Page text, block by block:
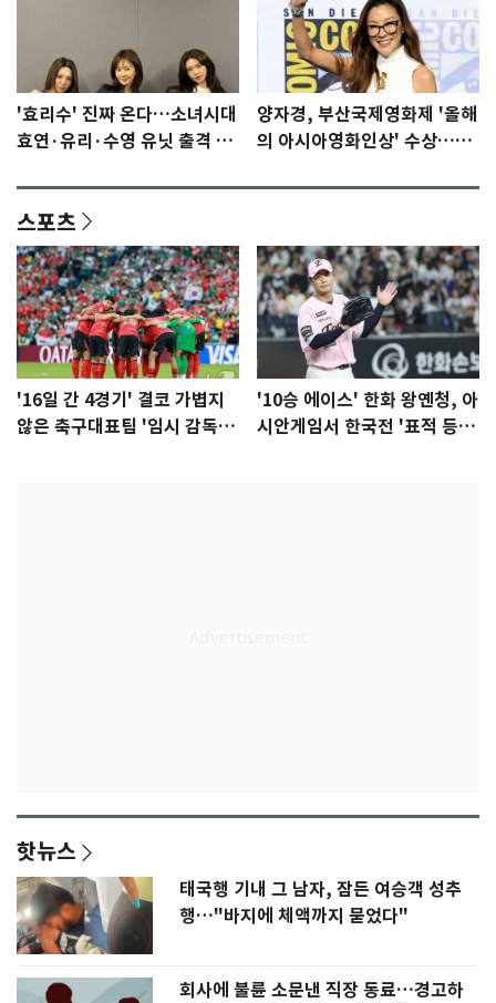
'효리수' 진짜 온다…소녀시대
효연·유리·수영 유닛 출격 [N
양자경, 부산국제영화제 '올해
의 아시아영화인상' 수상…15
스포츠
'16일 간 4경기' 결코 가볍지
않은 축구대표팀 '임시 감독'
'10승 에이스' 한화 왕옌청, 아
시안게임서 한국전 '표적 등
핫뉴스
태국행 기내 그 남자, 잠든 여승객 성추
행…"바지에 체액까지 묻었다"
회사에 불륜 소문낸 직장 동료…경고하